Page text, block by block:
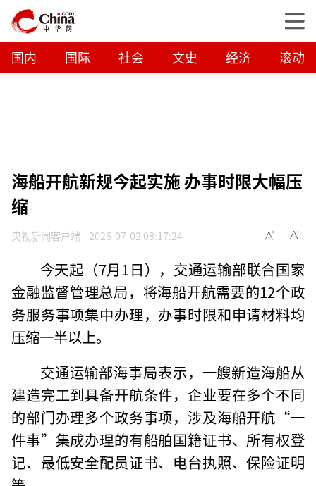
国内 国际 社会 文史 经济 滚动
海船开航新规今起实施 办事时限大幅压
缩
央视新闻客户端 2026-07-02 08:17:24
今天起（7月1日），交通运输部联合国家
金融监督管理总局，将海船开航需要的12个政
务服务事项集中办理，办事时限和申请材料均
压缩一半以上。
交通运输部海事局表示，一艘新造海船从
建造完工到具备开航条件，企业要在多个不同
的部门办理多个政务事项，涉及海船开航“一
件事”集成办理的有船舶国籍证书、所有权登
记、最低安全配员证书、电台执照、保险证明